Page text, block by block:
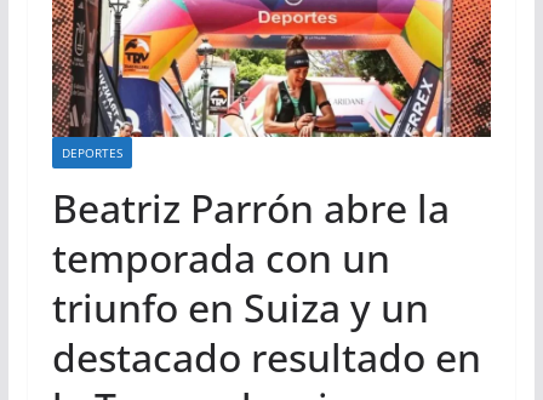
DEPORTES
Beatriz Parrón abre la
temporada con un
triunfo en Suiza y un
destacado resultado en